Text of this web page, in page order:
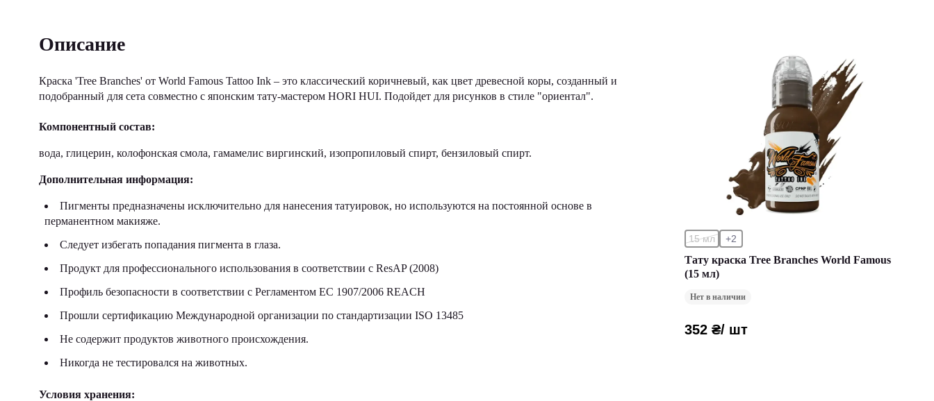
Описание
Краска 'Tree Branches' от World Famous Tattoo Ink – это классический коричневый, как цвет древесной коры, созданный и
подобранный для сета совместно с японским тату-мастером HORI HUI. Подойдет для рисунков в стиле "ориентал".
Компонентный состав:
вода, глицерин, колофонская смола, гамамелис виргинский, изопропиловый спирт, бензиловый спирт.
Дополнительная информация:
Пигменты предназначены исключительно для нанесения татуировок, но используются на постоянной основе в
перманентном макияже.
Следует избегать попадания пигмента в глаза.
Продукт для профессионального использования в соответствии с ResAP (2008)
Профиль безопасности в соответствии с Регламентом ЕС 1907/2006 REACH
Прошли сертификацию Международной организации по стандартизации ISO 13485
Не содержит продуктов животного происхождения.
Никогда не тестировался на животных.
Условия хранения:
15 мл +2
Тату краска Tree Branches World Famous
(15 мл)
Нет в наличии
352 ₴/ шт